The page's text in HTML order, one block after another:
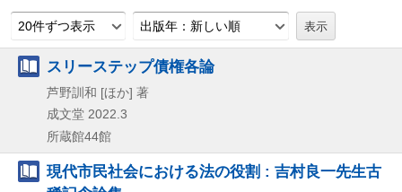
20件ずつ表示 出版年：新しい順
スリーステップ債権各論
芦野訓和 [ほか] 著
成文堂 2022.3
所蔵館44館
現代市民社会における法の役割 : 吉村良一先生古